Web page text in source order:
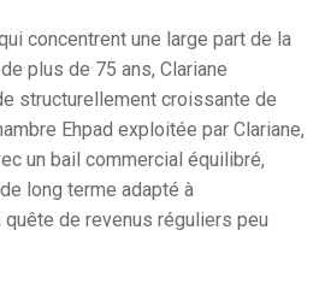
concentrent une large part de la
plus de 75 ans, Clariane
structurellement croissante de
Ehpad exploitée par Clariane,
un bail commercial équilibré,
long terme adapté à
de revenus réguliers peu